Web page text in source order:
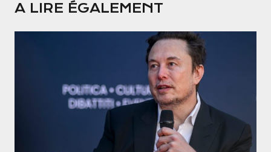
A LIRE ÉGALEMENT